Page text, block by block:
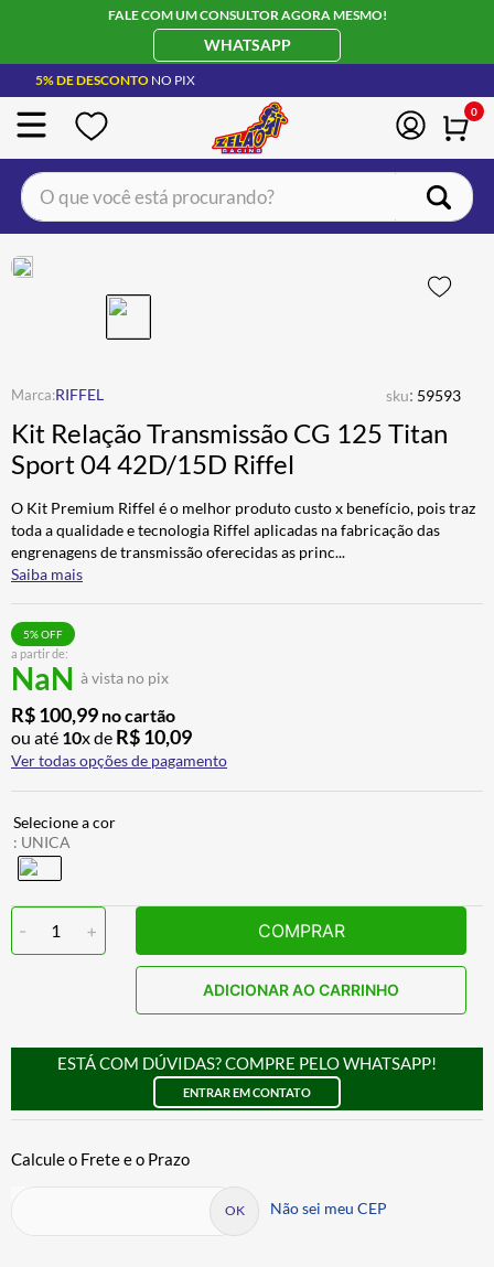
FALE COM UM CONSULTOR AGORA MESMO!
WHATSAPP
5% DE DESCONTO NO PIX
0
O que você está procurando?
RIFFEL sku: 59593
Kit Relação Transmissão CG 125 Titan
Sport 04 42D/15D Riffel
O Kit Premium Riffel é o melhor produto custo x benefício, pois traz
toda a qualidade e tecnologia Riffel aplicadas na fabricação das
engrenagens de transmissão oferecidas as princ...
Saiba mais
a partir de:
NaN à vista no pix
5% OFF
R$100,99 no cartão
ou até 10x de R$10,09
Ver todas opções de pagamento
: UNICA
- 1 + COMPRAR
ADICIONAR AO CARRINHO
ESTÁ COM DÚVIDAS? COMPRE PELO WHATSAPP!
ENTRAR EM CONTATO
Não sei meu CEP
BOTA
4º ÓCULOS SOLAR
º LUVA
6º BAU
7º CALÇA
8º ALPINESTAR
9º AIROH
10º